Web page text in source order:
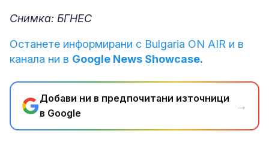
Снимка: БГНЕС
Останете информирани с Bulgaria ON AIR и в
канала ни в Google News Showcase.
Добави ни в предпочитани източници
в Google
→